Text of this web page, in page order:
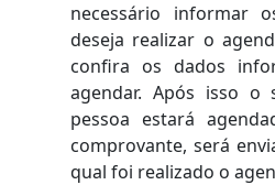
necessário informar
deseja realizar o
confira os dados
agendar. Após isso o
pessoa estará
comprovante, será
qual foi realizado o